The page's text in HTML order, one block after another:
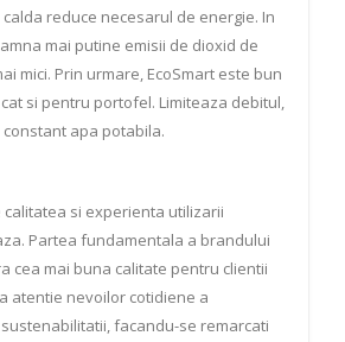
reduce necesarul de energie. In
mai putine emisii de dioxid de
mici. Prin urmare, EcoSmart este bun
si pentru portofel. Limiteaza debitul,
apa potabila.
si experienta utilizarii
Partea fundamentala a brandului
cea mai buna calitate pentru clientii
atentie nevoilor cotidiene a
facandu-se remarcati